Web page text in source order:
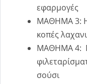
εφαρμογές
ΜΑΘΗΜΑ 3: Η
κοπές
ΜΑΘΗΜΑ 4:
σούσι